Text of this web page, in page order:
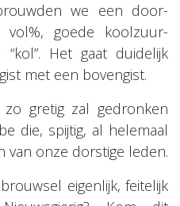
we een door-
vol%, goede koolzuur-
Het gaat duidelijk
met een bovengist.
gretig zal gedronken
die, spijtig, al helemaal
van onze dorstige leden.
eigenlijk, feitelijk